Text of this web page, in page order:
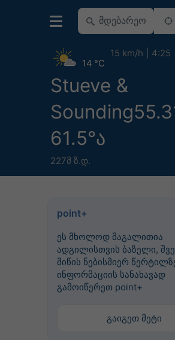
Stueve &
61.5°ა
227მ ზ.დ.
14 °C
15 km/h 4:25
point+
ეს მხოლოდ მაგალითია
ადგილისთვის ბაზელი,
მიწის ნებისმიერ
ინფორმაციის სანახავად
გამოიწერეთ point+
გაიგეთ მეტი